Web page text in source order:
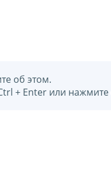
об этом.
+ Enter или нажмите